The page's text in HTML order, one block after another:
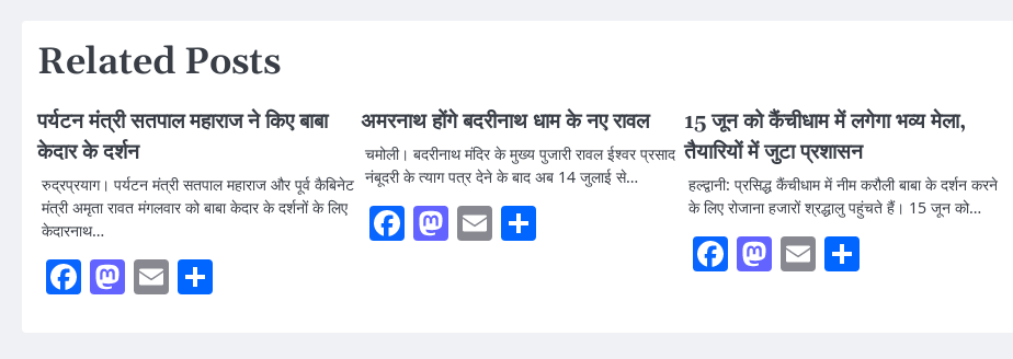
Related Posts
पर्यटन मंत्री सतपाल महाराज ने किए बाबा
केदार के दर्शन
रुद्रप्रयाग। पर्यटन मंत्री सतपाल महाराज और पूर्व कैबिनेट
मंत्री अमृता रावत मंगलवार को बाबा केदार के दर्शनों के लिए
केदारनाथ…
Facebook
Mastodon
Email
अमरनाथ होंगे बदरीनाथ धाम के नए रावल
चमोली। बदरीनाथ मंदिर के मुख्य पुजारी रावल ईश्वर प्रसाद
नंबूदरी के त्याग पत्र देने के बाद अब 14 जुलाई से…
Facebook
Mastodon
Email
15 जून को कैंचीधाम में लगेगा भव्य मेला,
तैयारियों में जुटा प्रशासन
हल्द्वानी: प्रसिद्ध कैंचीधाम में नीम करौली बाबा के दर्शन करने
के लिए रोजाना हजारों श्रद्धालु पहुंचते हैं। 15 जून को…
Facebook
Mastodon
Email